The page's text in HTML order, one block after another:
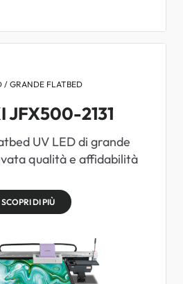
/ GRANDE FLATBED
JFX500-2131
UV LED di grande
qualità e affidabilità
SCOPRI DI PIÙ